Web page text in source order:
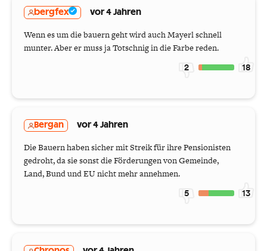
bergfex vor 4 Jahren
Wenn es um die bauern geht wird auch Mayerl schnell
munter. Aber er muss ja Totschnig in die Farbe reden.
2 18
Bergan vor 4 Jahren
Die Bauern haben sicher mit Streik für ihre Pensionisten
gedroht, da sie sonst die Förderungen von Gemeinde,
Land, Bund und EU nicht mehr annehmen.
5 13